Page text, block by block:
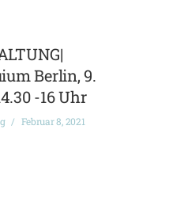
Berlin, 9.
-16 Uhr
Februar 8, 2021